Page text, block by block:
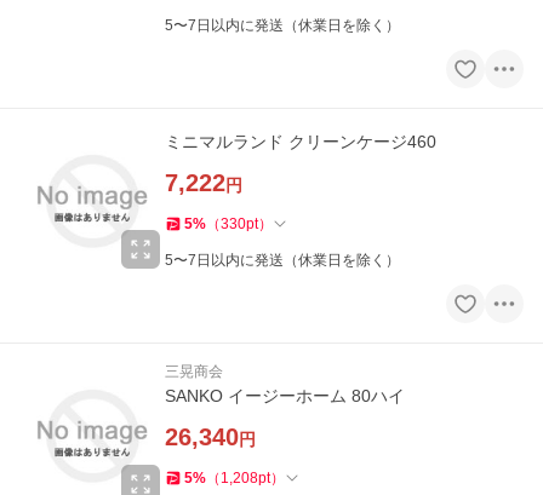
5〜7日以内に発送（休業日を除く）
ミニマルランド クリーンケージ460
7,222円
5% （330pt）
5〜7日以内に発送（休業日を除く）
三晃商会
SANKO イージーホーム 80ハイ
26,340円
5% （ 1,208pt）